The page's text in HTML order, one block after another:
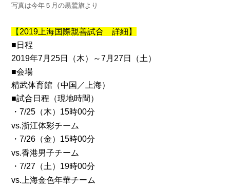
写真は今年５月の黒鷲旗より
【 2019上海国際親善試合 詳細】
■日程
2019年7月25日（木）～7月27日（土）
■会場
精武体育館（中国／上海）
■試合日程（現地時間）
・7/25（木） 15時00分
vs.浙江体彩チーム
・7/26（金） 15時00分
vs.香港男子チーム
・7/27（土） 19時00分
vs.上海金色年華チーム